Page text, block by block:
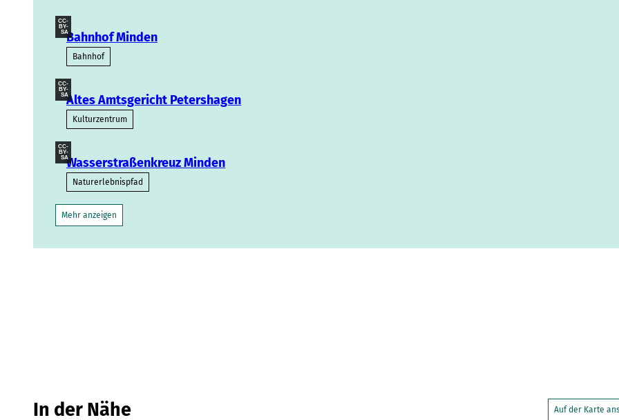
CC-
BY-
SABahnhof Minden
Bahnhof
CC-
BY-
SAAltes Amtsgericht Petershagen
Kulturzentrum
CC-
BY-
SAWasserstraßenkreuz Minden
Naturerlebnispfad
Mehr anzeigen
In der Nähe Auf der Karte